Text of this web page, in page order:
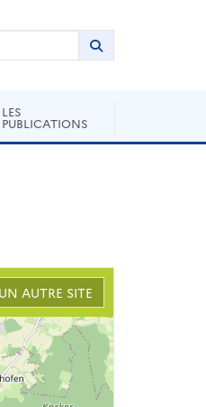
Rechercher
Lancer la
LES
PUBLICATIONS
AUTRE SITE